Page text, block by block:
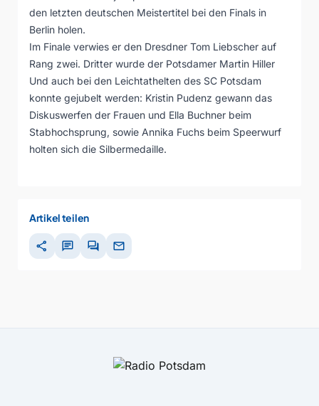
den letzten deutschen Meistertitel bei den Finals in
Berlin holen.
Im Finale verwies er den Dresdner Tom Liebscher auf
Rang zwei. Dritter wurde der Potsdamer Martin Hiller
Und auch bei den Leichtathelten des SC Potsdam
konnte gejubelt werden: Kristin Pudenz gewann das
Diskuswerfen der Frauen und Ella Buchner beim
Stabhochsprung, sowie Annika Fuchs beim Speerwurf
holten sich die Silbermedaille.
Artikel teilen
share chat forum mail